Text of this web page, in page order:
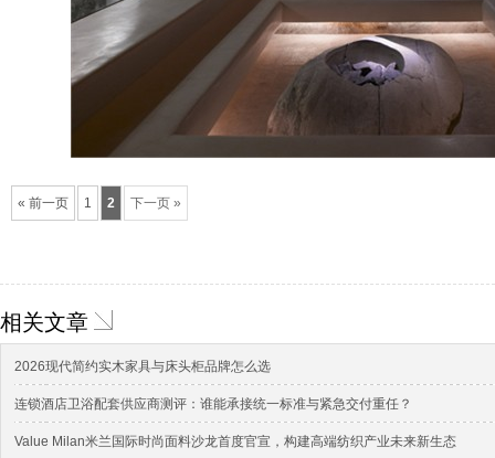
« 前一页 1 2 下一页 »
相关文章
2026现代简约实木家具与床头柜品牌怎么选
连锁酒店卫浴配套供应商测评：谁能承接统一标准与紧急交付重任？
Value Milan米兰国际时尚面料沙龙首度官宣，构建高端纺织产业未来新生态